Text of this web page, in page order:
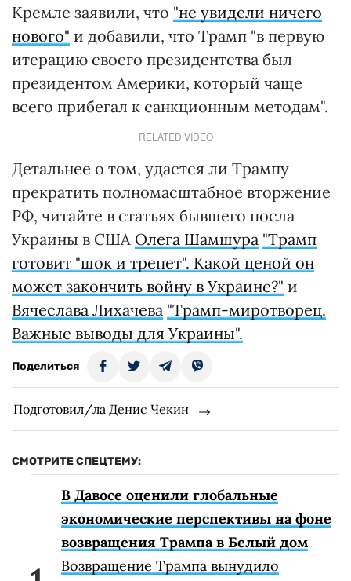
Кремле заявили, что "не увидели ничего
нового" и добавили, что Трамп "в первую
итерацию своего президентства был
президентом Америки, который чаще
всего прибегал к санкционным методам".
RELATED VIDEO
Детальнее о том, удастся ли Трампу
прекратить полномасштабное вторжение
РФ, читайте в статьях бывшего посла
Украины в США Олега Шамшура "Трамп
готовит "шок и трепет". Какой ценой он
может закончить войну в Украине?" и
Вячеслава Лихачева "Трамп-миротворец.
Важные выводы для Украины".
Поделиться
Подготовил/ла Денис Чекин
СМОТРИТЕ СПЕЦТЕМУ:
В Давосе оценили глобальные
экономические перспективы на фоне
возвращения Трампа в Белый дом
Возвращение Трампа вынудило